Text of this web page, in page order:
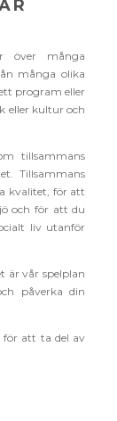
över många
många olika
program eller
eller kultur och
tillsammans
Tillsammans
kvalitet, för att
och för att du
liv utanför
är vår spelplan
påverka din
för att ta del av